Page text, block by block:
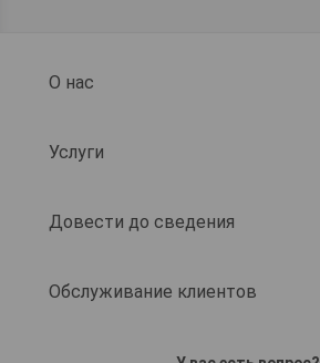
О нас
Услуги
Довести до сведения
Обслуживание клиентов